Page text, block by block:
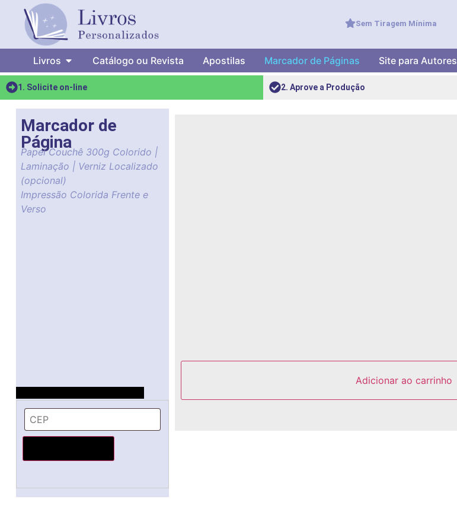
Sem Tiragem Mínima
Livros Catálogo ou Revista Apostilas Marcador de Páginas Site para Autores
1. Solicite on-line 2. Aprove a Produção
Marcador de
Página
Papel Couchê 300g Colorido |
Laminação | Verniz Localizado
(opcional)
Impressão Colorida Frente e
Verso
Adicionar ao carrinho